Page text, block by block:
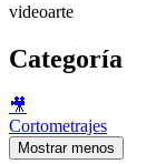
videoarte
Categoría
🎥
Cortometrajes
Mostrar menos